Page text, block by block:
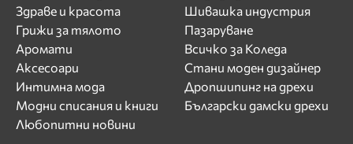
Здраве и красота
Грижи за тялото
Аромати
Аксесоари
Интимна мода
Модни списания и книги
Любопитни новини
Шивашка индустрия
Пазаруване
Всичко за Коледа
Стани моден дизайнер
Дропшипинг на дрехи
Български дамски дрехи